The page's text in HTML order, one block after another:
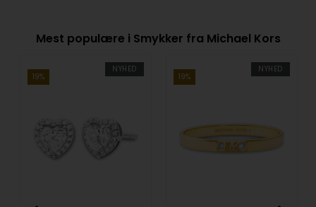
Mest populære i Smykker fra Michael Kors
NYHED
19%
NYHED
19%